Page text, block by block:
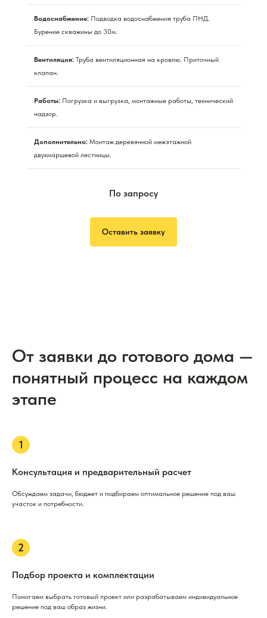
Водоснабжение: Подводка водоснабжения труба ПНД.
Бурение скважины до 30м.
Вентиляция: Труба вентиляционная на кровлю. Приточный
клапан.
Работы: Погрузка и выгрузка, монтажные работы, технический
надзор.
Дополнительно: Монтаж деревянной межэтажной
двухмаршевой лестницы.
По запросу
Оставить заявку
От заявки до готового дома —
понятный процесс на каждом
этапе
Консультация и предварительный расчет
Обсуждаем задачи, бюджет и подбираем оптимальное решение под ваш
участок и потребности.
Подбор проекта и комплектации
Помогаем выбрать готовый проект или разрабатываем индивидуальное
решение под ваш образ жизни.